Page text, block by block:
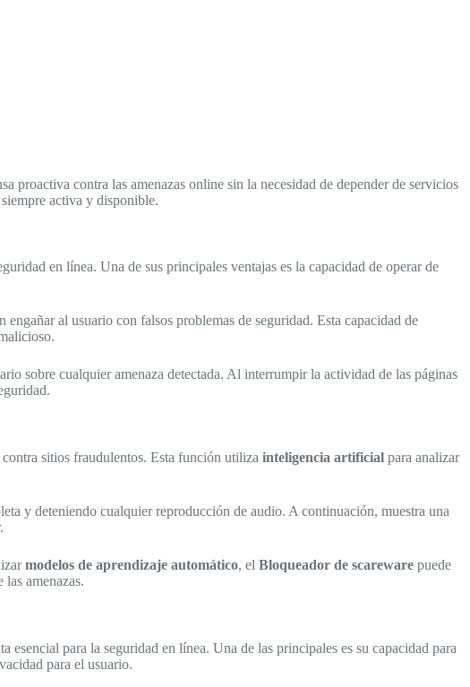
proactiva contra las amenazas online sin la necesidad de depender de servicios
activa y disponible.
en línea. Una de sus principales ventajas es la capacidad de operar de
al usuario con falsos problemas de seguridad. Esta capacidad de
sobre cualquier amenaza detectada. Al interrumpir la actividad de las páginas
sitios fraudulentos. Esta función utiliza inteligencia artificial para analizar
y deteniendo cualquier reproducción de audio. A continuación, muestra una
modelos de aprendizaje automático, el Bloqueador de scareware puede
amenazas.
esencial para la seguridad en línea. Una de las principales es su capacidad para
para el usuario.